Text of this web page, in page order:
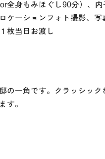
全身もみほぐし90分）、
ケーションフォト撮影、写
枚当日お渡し
の一角です。クラッシッ
す。